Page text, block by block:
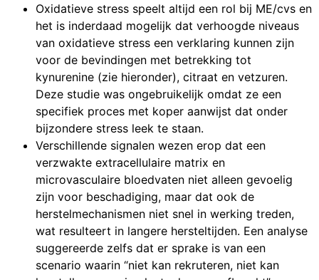
Oxidatieve stress speelt altijd een rol bij ME/cvs en
het is inderdaad mogelijk dat verhoogde niveaus
van oxidatieve stress een verklaring kunnen zijn
voor de bevindingen met betrekking tot
kynurenine (zie hieronder), citraat en vetzuren.
Deze studie was ongebruikelijk omdat ze een
specifiek proces met koper aanwijst dat onder
bijzondere stress leek te staan.
Verschillende signalen wezen erop dat een
verzwakte extracellulaire matrix en
microvasculaire bloedvaten niet alleen gevoelig
zijn voor beschadiging, maar dat ook de
herstelmechanismen niet snel in werking treden,
wat resulteert in langere hersteltijden. Een analyse
suggereerde zelfs dat er sprake is van een
scenario waarin “niet kan rekruteren, niet kan